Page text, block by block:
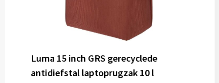
Luma 15 inch GRS gerecyclede
antidiefstal laptoprugzak 10 l